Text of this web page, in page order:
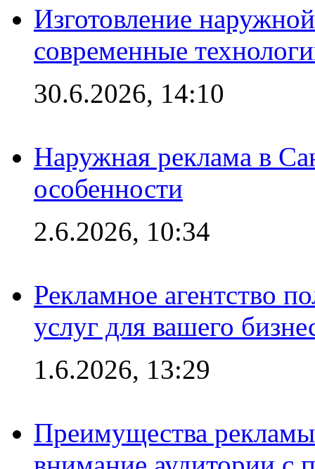
Изготовление
современные
30.6.2026, 14:10
Наружная реклама в
особенности
2.6.2026, 10:34
Рекламное агентство
услуг для вашего
1.6.2026, 13:29
Преимущества